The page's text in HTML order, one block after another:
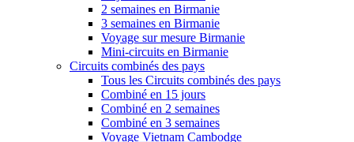
2 semaines en Birmanie
3 semaines en Birmanie
Voyage sur mesure Birmanie
Mini-circuits en Birmanie
Circuits combinés des pays
Tous les Circuits combinés des pays
Combiné en 15 jours
Combiné en 2 semaines
Combiné en 3 semaines
Voyage Vietnam Cambodge